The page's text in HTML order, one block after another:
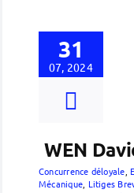
31
07, 2024
WEN
Concurrence déloyale
Mécanique Litiges